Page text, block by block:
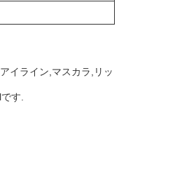
イライン,マスカラ,リッ
す.